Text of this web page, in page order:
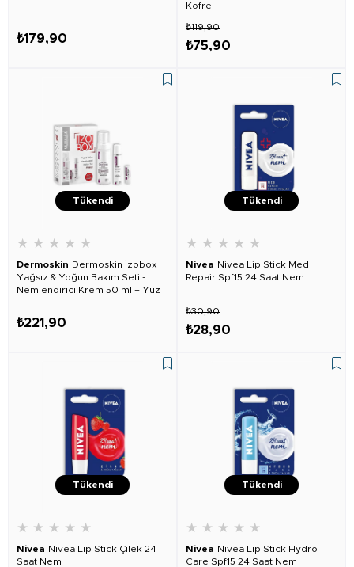
₺179,90
Kofre
₺75,90
₺119,90
Tükendi
★ ★ ★ ★ ★
Dermoskin Dermoskin İzobox
Yağsız & Yoğun Bakım Seti -
Nemlendirici Krem 50 ml + Yüz
Care Stick
₺221,90
Tükendi
★ ★ ★ ★ ★
Nivea Nivea Lip Stick Med
Repair Spf15 24 Saat Nem
₺28,90
₺30,90
Tükendi
★ ★ ★ ★ ★
Nivea Nivea Lip Stick Çilek 24
Saat Nem
Tükendi
★ ★ ★ ★ ★
Nivea Nivea Lip Stick Hydro
Care Spf15 24 Saat Nem